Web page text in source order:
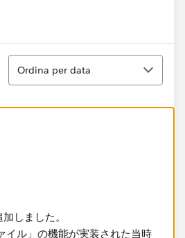
やブックマークを同僚と共有で
る場合に限ります。
接続先が共有サーバーのとき」
Ordina
Ordina per data
しました。
イル」の機能が実装された当時